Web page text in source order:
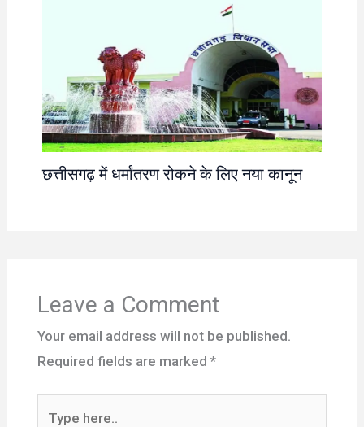
छत्तीसगढ़ में धर्मांतरण रोकने के लिए नया कानून
Leave a Comment
Your email address will not be published.
Required fields are marked *